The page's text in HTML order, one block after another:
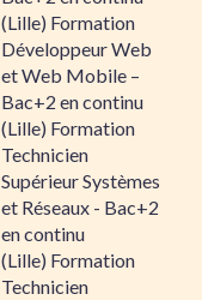
(Lille) Formation
Développeur Web
et Web Mobile –
Bac+2 en continu
(Lille) Formation
Technicien
Supérieur Systèmes
et Réseaux - Bac+2
en continu
(Lille) Formation
Technicien